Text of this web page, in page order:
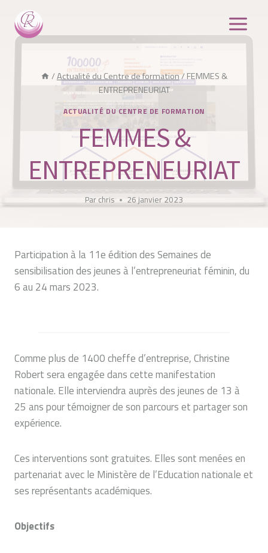
contenu
/Actualité du Centre de formation/FEMMES &
ENTREPRENEURIAT
ACTUALITÉ DU CENTRE DE FORMATION
FEMMES &
ENTREPRENEURIAT
Par chris 26 janvier 2023
Participation à la 11e édition des Semaines de
sensibilisation des jeunes à l’entrepreneuriat féminin, du
6 au 24 mars 2023.
Comme plus de 1400 cheffe d’entreprise, Christine
Robert sera engagée dans cette manifestation
nationale. Elle interviendra auprès des jeunes de 13 à
25 ans pour témoigner de son parcours et partager son
expérience.
Ces interventions sont gratuites. Elles sont menées en
partenariat avec le Ministère de l’Education nationale et
ses représentants académiques.
Objectifs